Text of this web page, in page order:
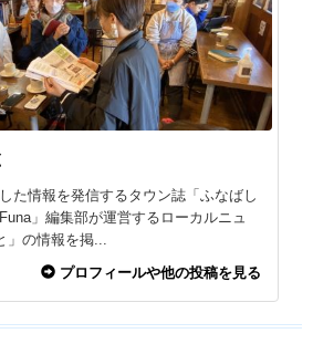
た情報を発信するタウン誌「ふなばし
」編集部が運営するローカルニュ
」の情報を掲...
プロフィールや他の投稿を見る